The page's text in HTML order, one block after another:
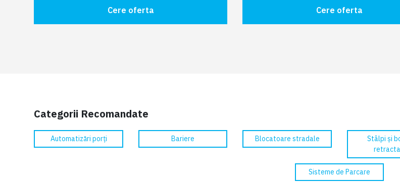
Cere oferta Cere oferta
Categorii Recomandate
Automatizări porți Bariere Blocatoare stradale
Stâlpi și
Sisteme de Parcare